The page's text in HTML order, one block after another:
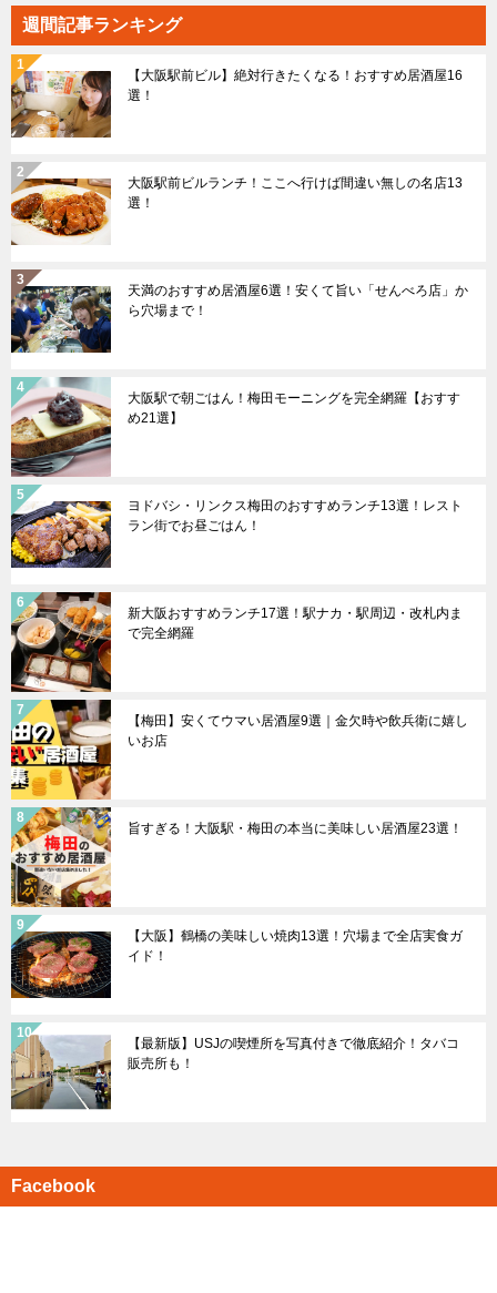
週間記事ランキング
【大阪駅前ビル】絶対行きたくなる！おすすめ居酒屋16
選！
大阪駅前ビルランチ！ここへ行けば間違い無しの名店13
選！
天満のおすすめ居酒屋6選！安くて旨い「せんべろ店」か
ら穴場まで！
大阪駅で朝ごはん！梅田モーニングを完全網羅【おすす
め21選】
ヨドバシ・リンクス梅田のおすすめランチ13選！レスト
ラン街でお昼ごはん！
新大阪おすすめランチ17選！駅ナカ・駅周辺・改札内ま
で完全網羅
【梅田】安くてウマい居酒屋9選｜金欠時や飲兵衛に嬉し
いお店
旨すぎる！大阪駅・梅田の本当に美味しい居酒屋23選！
【大阪】鶴橋の美味しい焼肉13選！穴場まで全店実食ガ
イド！
【最新版】USJの喫煙所を写真付きで徹底紹介！タバコ
販売所も！
Facebook